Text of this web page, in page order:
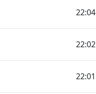
22:04
22:02
22:01